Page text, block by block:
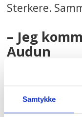
Samtykke
Sterkere.
– Jeg
Audun
LO-lederen
Nord når det